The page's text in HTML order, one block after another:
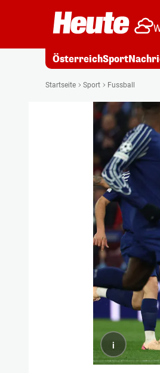
ÖsterreichSport
Startseite Sport Fussball
i